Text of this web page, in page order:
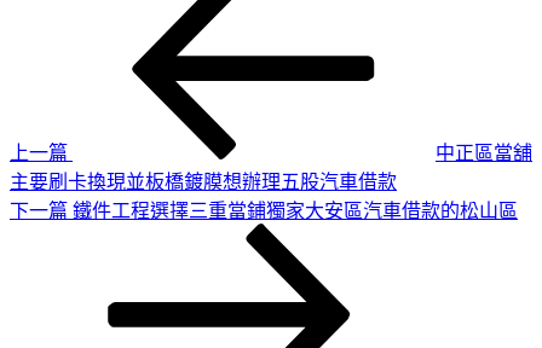
上一篇
中正區當舖
主要刷卡換現並板橋鍍膜想辦理五股汽車借款
下
下一篇 鐵件工程選擇三重當鋪獨家大安區汽車借款的松山區